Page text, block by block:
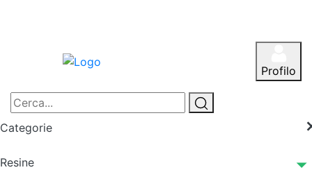
Profilo
Categorie
Resine